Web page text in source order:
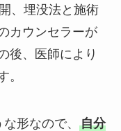
、埋没法と施術
カウンセラーが
後、医師により
。
形なので、 自分